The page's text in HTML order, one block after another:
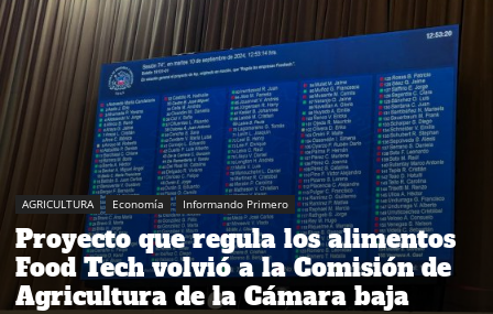
AGRICULTURA Economía Informando Primero
Proyecto que regula los alimentos
Food Tech volvió a la Comisión de
Agricultura de la Cámara baja